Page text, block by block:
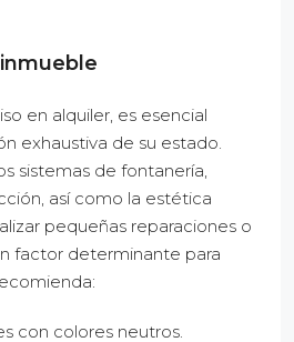
en alquiler, es esencial
exhaustiva de su estado.
sistemas de fontanería,
así como la estética
pequeñas reparaciones o
factor determinante para
con colores neutros.